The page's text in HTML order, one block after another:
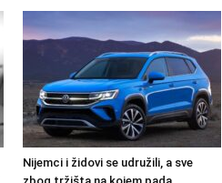
Nijemci i židovi se udružili, a sve